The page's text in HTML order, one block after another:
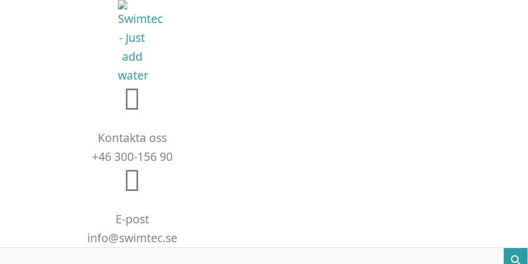
Kontakta oss
+46 300-156 90
E-post
info@swimtec.se